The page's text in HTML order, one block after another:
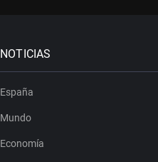
NOTICIAS
España
Mundo
Economía